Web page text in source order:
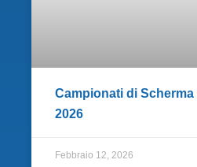
Campionati di
2026
Febbraio 12, 2026